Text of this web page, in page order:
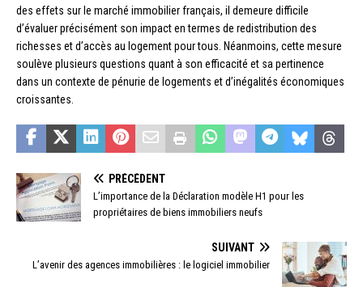
des effets sur le marché immobilier français, il demeure difficile
d’évaluer précisément son impact en termes de redistribution des
richesses et d’accès au logement pour tous. Néanmoins, cette mesure
soulève plusieurs questions quant à son efficacité et sa pertinence
dans un contexte de pénurie de logements et d’inégalités économiques
croissantes.
PRÉCÉDENT
L’importance de la Déclaration modèle H1 pour les
propriétaires de biens immobiliers neufs
SUIVANT
L’avenir des agences immobilières : le logiciel immobilier